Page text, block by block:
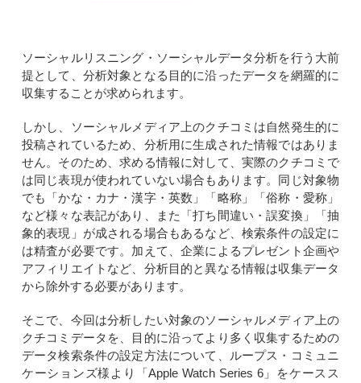
ソーシャルリスニング・ソーシャルデータ分析を行う大前
提として、分析対象となる目的に沿ったデータを網羅的に
収集することが求められます。
しかし、ソーシャルメディア上のクチコミは自然発生的に
投稿されているため、分析用に生成された情報ではありま
せん。そのため、求める情報に対して、実際のクチコミで
は同じ表現が使われていない場合もあります。同じ対象物
でも「かな・カナ・漢字・英数」「略称」「俗称・愛称」
など様々な表記があり、また「打ち間違い・誤変換」「抽
象的表現」が成される場合もあるなど、検索条件の設定に
は精査が必要です。加えて、企業によるプレゼント企画や
アフィリエイトなど、分析目的と異なる情報は収集データ
から除外する必要があります。
そこで、今回は分析したい対象のソーシャルメディア上の
クチコミデータを、目的に沿ってより多く収集するための
データ検索条件の設定方法について、ループス・コミュニ
ケーションズ様より「Apple Watch Series 6」をケースス